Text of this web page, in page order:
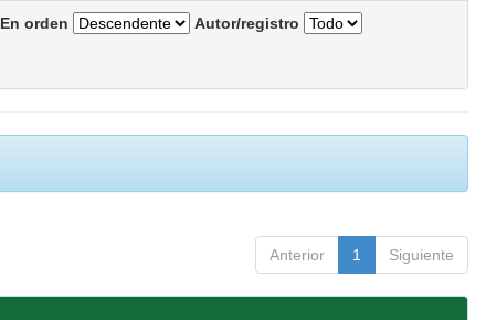
En orden Autor/registro
Anterior 1 Siguiente